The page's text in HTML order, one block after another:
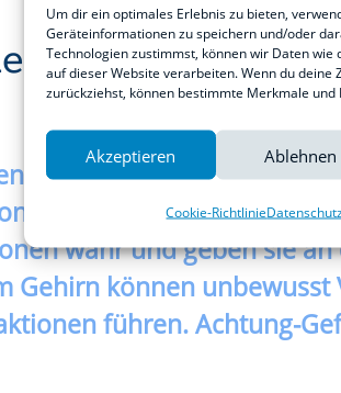
Um dir ein optimales Erlebnis zu bieten,
Geräteinformationen zu speichern und/oder
Technologien zustimmst, können wir Daten
auf dieser Website verarbeiten. Wenn du
zurückziehst, können bestimmte Merkmale
Akzeptieren Ablehnen
Cookie-Richtlinie
im Alter –
Wer schlecht
Gutes Sehen ist
wahr und geben sie
Gehirn können
führen. Achtung-